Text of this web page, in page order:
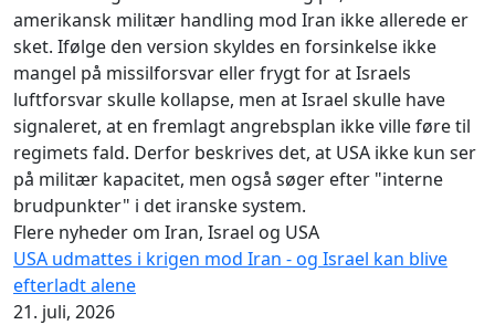
amerikansk militær handling mod Iran ikke allerede er
sket. Ifølge den version skyldes en forsinkelse ikke
mangel på missilforsvar eller frygt for at Israels
luftforsvar skulle kollapse, men at Israel skulle have
signaleret, at en fremlagt angrebsplan ikke ville føre til
regimets fald. Derfor beskrives det, at USA ikke kun ser
på militær kapacitet, men også søger efter "interne
brudpunkter" i det iranske system.
Flere nyheder om Iran, Israel og USA
USA udmattes i krigen mod Iran - og Israel kan blive
efterladt alene
21. juli, 2026